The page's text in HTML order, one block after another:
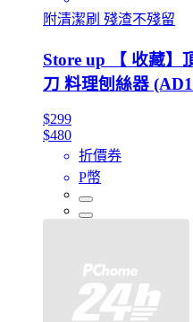
附清潔刷 殘渣不殘留
Store up 【 收藏】
刀 料理刨絲器
$299
$480
折價券
P幣